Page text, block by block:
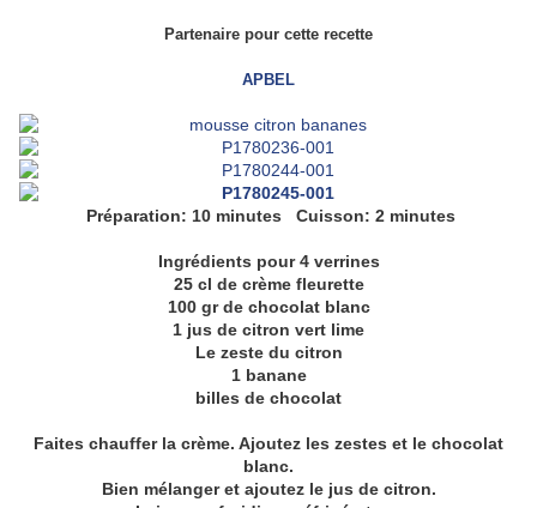
Partenaire pour cette recette
APBEL
Préparation: 10 minutes Cuisson: 2 minutes
Ingrédients pour 4 verrines
25 cl de crème fleurette
100 gr de chocolat blanc
1 jus de citron vert lime
Le zeste du citron
1 banane
billes de chocolat
Faites chauffer la crème. Ajoutez les zestes et le chocolat
blanc.
Bien mélanger et ajoutez le jus de citron.